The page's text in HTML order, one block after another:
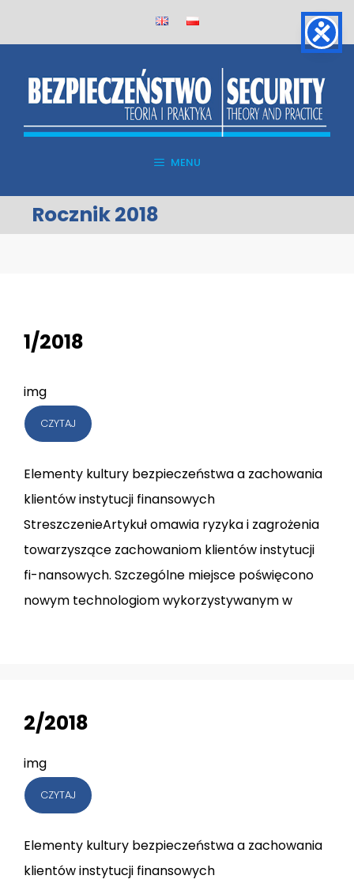
MENU
Rocznik 2018
1/2018
img
CZYTAJ
Elementy kultury bezpieczeństwa a zachowania
klientów instytucji finansowych
StreszczenieArtykuł omawia ryzyka i zagrożenia
towarzyszące zachowaniom klientów instytucji
fi-nansowych. Szczególne miejsce poświęcono
nowym technologiom wykorzystywanym w
2/2018
img
CZYTAJ
Elementy kultury bezpieczeństwa a zachowania
klientów instytucji finansowych